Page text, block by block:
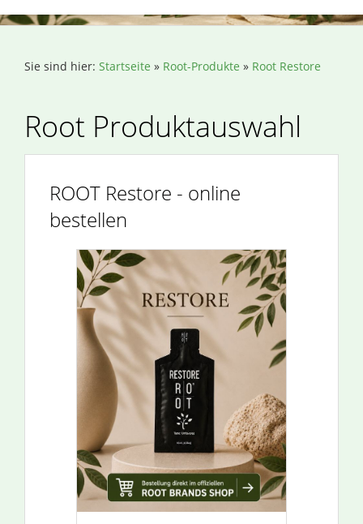
Sie sind hier: Startseite » Root-Produkte » Root Restore
Root Produktauswahl
ROOT Restore - online
bestellen